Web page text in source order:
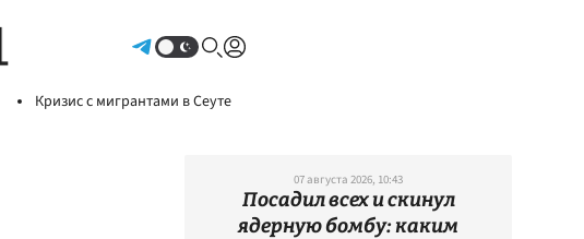
Кризис с мигрантами в Сеуте
07 августа 2026, 10:43
Посадил всех и скинул
ядерную бомбу: каким